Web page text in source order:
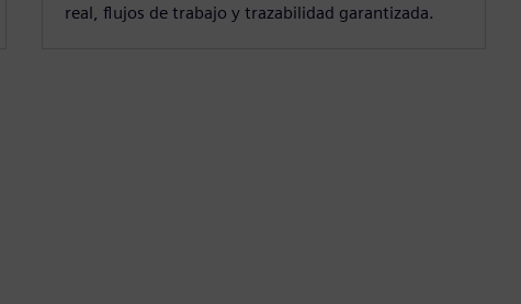
real, flujos de trabajo y trazabilidad garantizada.